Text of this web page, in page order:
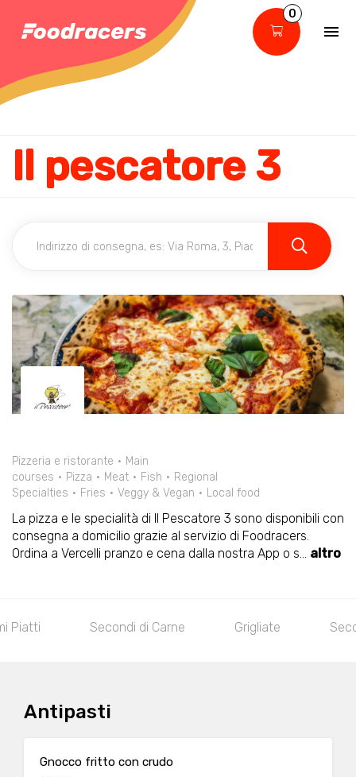
0
Il pescatore 3
Pizzeria e ristorante
Main
courses
Pizza Meat Fish
Regional
Specialties
Fries Veggy & Vegan Local food
La pizza e le specialità di Il Pescatore 3 sono disponibili con
consegna a domicilio grazie al servizio di Foodracers.
Ordina a Vercelli pranzo e cena dalla nostra App o s... altro
Piatti Secondi di Carne Grigliate
Antipasti
Gnocco fritto con crudo